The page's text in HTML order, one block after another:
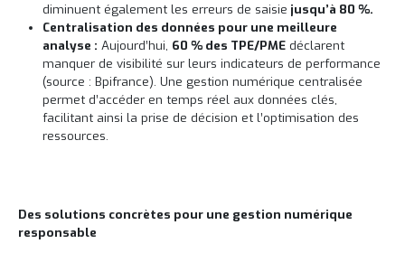
diminuent également les erreurs de saisie jusqu’à 80 %.
Centralisation des données pour une meilleure
analyse : Aujourd’hui, 60 % des TPE/PME déclarent
manquer de visibilité sur leurs indicateurs de performance
(source : Bpifrance). Une gestion numérique centralisée
permet d’accéder en temps réel aux données clés,
facilitant ainsi la prise de décision et l’optimisation des
ressources.
Des solutions concrètes pour une gestion numérique
responsable